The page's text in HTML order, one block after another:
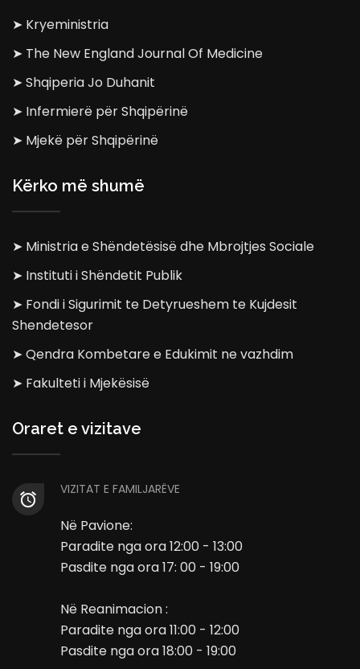
➤ Kryeministria
➤ The New England Journal Of Medicine
➤ Shqiperia Jo Duhanit
➤ Infermierë për Shqipërinë
➤ Mjekë për Shqipërinë
Kërko më shumë
➤ Ministria e Shëndetësisë dhe Mbrojtjes Sociale
➤ Instituti i Shëndetit Publik
➤ Fondi i Sigurimit te Detyrueshem te Kujdesit
Shendetesor
➤ Qendra Kombetare e Edukimit ne vazhdim
➤ Fakulteti i Mjekësisë
Oraret e vizitave
VIZITAT E FAMILJARËVE
Në Pavione:
Paradite nga ora 12:00 - 13:00
Pasdite nga ora 17: 00 - 19:00
Në Reanimacion :
Paradite nga ora 11:00 - 12:00
Pasdite nga ora 18:00 - 19:00